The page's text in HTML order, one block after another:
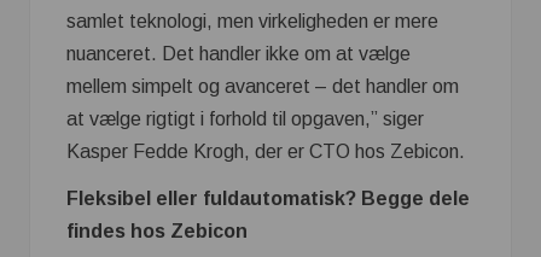
samlet teknologi, men virkeligheden er mere
nuanceret. Det handler ikke om at vælge
mellem simpelt og avanceret – det handler om
at vælge rigtigt i forhold til opgaven,” siger
Kasper Fedde Krogh, der er CTO hos Zebicon.
Fleksibel eller fuldautomatisk? Begge dele
findes hos Zebicon